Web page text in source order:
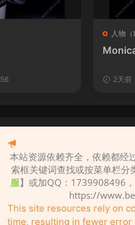
56
人物（
2天前
本站资源依赖齐全，依赖都经
索框关键词查找或按菜单栏
服】或加QQ：1739908496，
https://
This site resources rely on
time, resulting in fewer error